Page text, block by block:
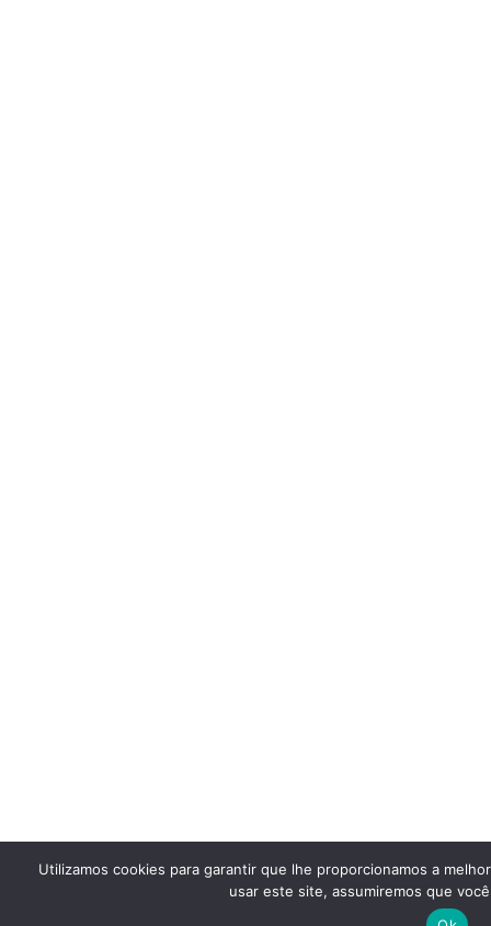
Utilizamos cookies para garantir que lhe proporcionamos a
usar este site, assumiremos que